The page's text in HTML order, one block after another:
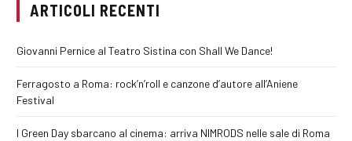
ARTICOLI RECENTI
Giovanni Pernice al Teatro Sistina con Shall We Dance!
Ferragosto a Roma: rock’n’roll e canzone d’autore all’Aniene
Festival
I Green Day sbarcano al cinema: arriva NIMRODS nelle sale di Roma